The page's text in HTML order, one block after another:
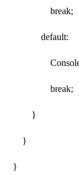
break;
default:
break;
}
}
}